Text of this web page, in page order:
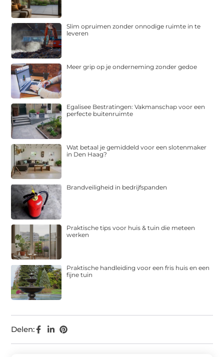
Delen:
Slim opruimen zonder onnodige ruimte in te
leveren
Meer grip op je onderneming zonder gedoe
Egalisee Bestratingen: Vakmanschap voor een
perfecte buitenruimte
Wat betaal je gemiddeld voor een slotenmaker
in Den Haag?
Brandveiligheid in bedrijfspanden
Praktische tips voor huis & tuin die meteen
werken
Praktische handleiding voor een fris huis en een
fijne tuin